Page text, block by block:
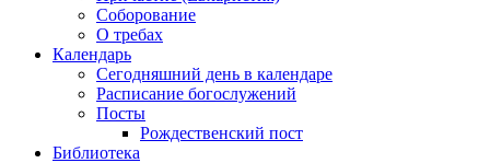
Соборование
О требах
Календарь
Сегодняшний день в календаре
Расписание богослужений
Посты
Рождественский пост
Библиотека